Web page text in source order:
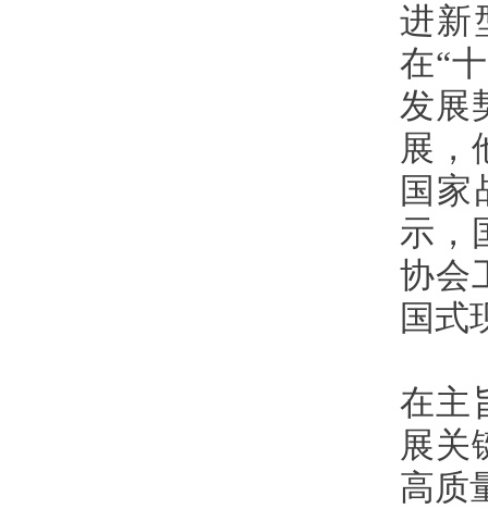
进新
在“
发展
展，
国家
示，
协会
国式
在主
展关
高质